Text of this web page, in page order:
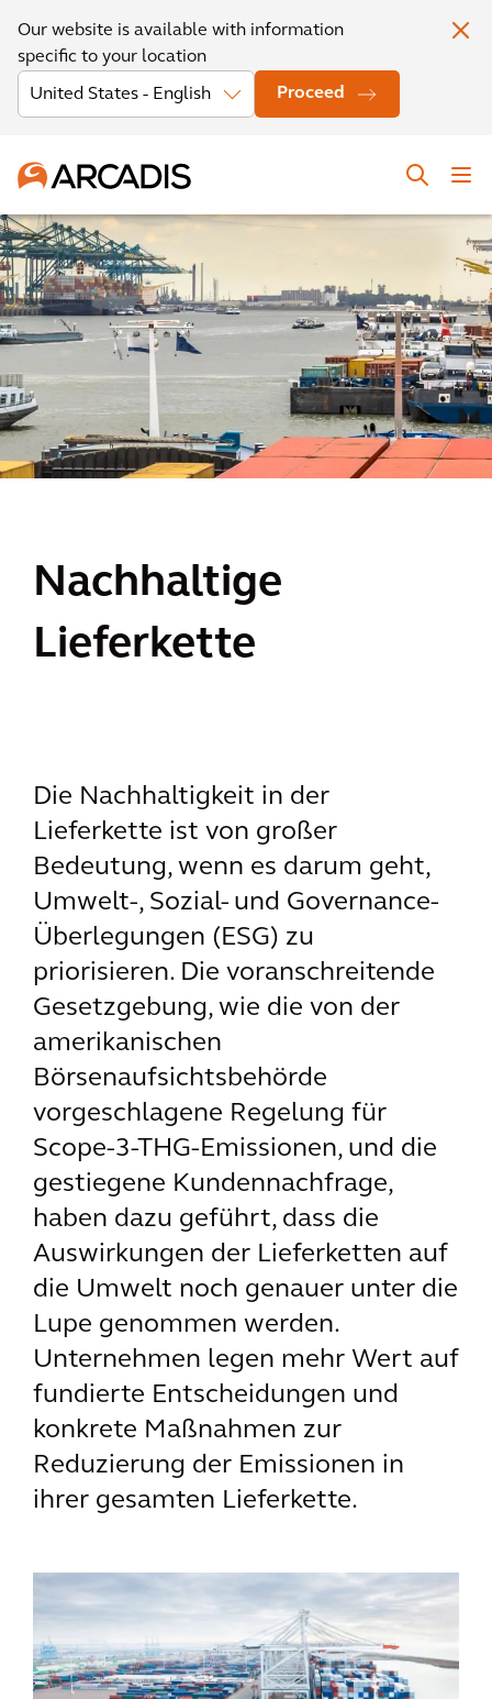
Our website is available with information
specific to your location
Proceed
Nachhaltige
Lieferkette
Die Nachhaltigkeit in der
Lieferkette ist von großer
Bedeutung, wenn es darum geht,
Umwelt-, Sozial- und Governance-
Überlegungen (ESG) zu
priorisieren. Die voranschreitende
Gesetzgebung, wie die von der
amerikanischen
Börsenaufsichtsbehörde
vorgeschlagene Regelung für
Scope-3-THG-Emissionen, und die
gestiegene Kundennachfrage,
haben dazu geführt, dass die
Auswirkungen der Lieferketten auf
die Umwelt noch genauer unter die
Lupe genommen werden.
Unternehmen legen mehr Wert auf
fundierte Entscheidungen und
konkrete Maßnahmen zur
Reduzierung der Emissionen in
ihrer gesamten Lieferkette.